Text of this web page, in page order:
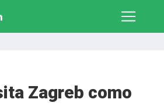
Zagreb como